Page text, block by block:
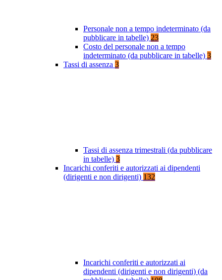
Personale non a tempo indeterminato (da
pubblicare in tabelle) 23
Costo del personale non a tempo
indeterminato (da pubblicare in tabelle) 3
Tassi di assenza 3
Tassi di assenza trimestrali (da pubblicare
in tabelle) 3
Incarichi conferiti e autorizzati ai dipendenti
(dirigenti e non dirigenti) 132
Incarichi conferiti e autorizzati ai
dipendenti (dirigenti e non dirigenti) (da